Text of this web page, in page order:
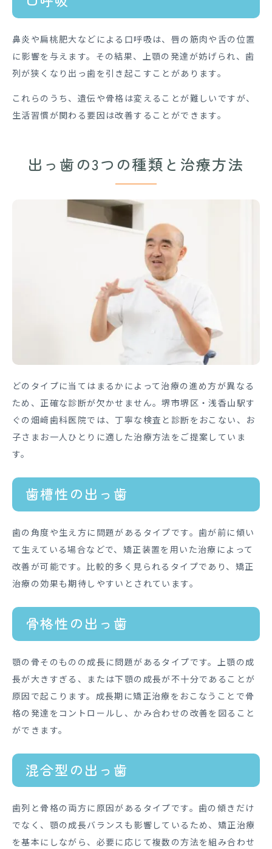
鼻炎や扁桃肥大などによる口呼吸は、唇の筋肉や舌の位置
に影響を与えます。その結果、上顎の発達が妨げられ、歯
列が狭くなり出っ歯を引き起こすことがあります。
これらのうち、遺伝や骨格は変えることが難しいですが、
生活習慣が関わる要因は改善することができます。
出っ歯の3つの種類と 治療方法
どのタイプに当てはまるかによって治療の進め方が異なる
ため、正確な診断が欠かせません。堺市堺区・浅香山駅す
ぐの畑﨑歯科医院では、丁寧な検査と診断をおこない、お
子さまお一人ひとりに適した治療方法をご提案していま
す。
歯槽性の出っ歯
歯の角度や生え方に問題があるタイプです。歯が前に傾い
て生えている場合などで、矯正装置を用いた治療によって
改善が可能です。比較的多く見られるタイプであり、矯正
治療の効果も期待しやすいとされています。
骨格性の出っ歯
顎の骨そのものの成長に問題があるタイプです。上顎の成
長が大きすぎる、または下顎の成長が不十分であることが
原因で起こります。成長期に矯正治療をおこなうことで骨
格の発達をコントロールし、かみ合わせの改善を図ること
ができます。
混合型の出っ歯
歯列と骨格の両方に原因があるタイプです。歯の傾きだけ
でなく、顎の成長バランスも影響しているため、矯正治療
を基本にしながら、必要に応じて複数の方法を組み合わせ